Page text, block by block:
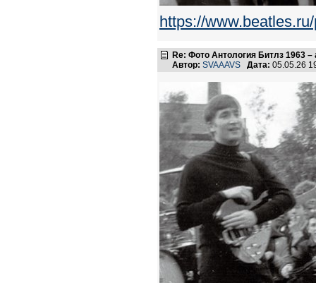
https://
Re: Фото Антология Битлз 1963 –
Автор: SVAAAVS Дата: 05.05.26